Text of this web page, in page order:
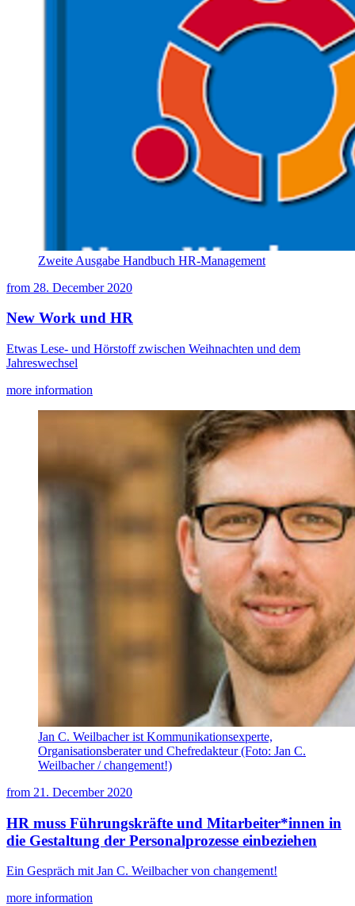
Zweite Ausgabe Handbuch HR-Management
from 28. December 2020
New Work und HR
Etwas Lese- und Hörstoff zwischen Weihnachten und dem
Jahreswechsel
more information
Jan C. Weilbacher ist Kommunikationsexperte,
Organisationsberater und Chefredakteur (Foto: Jan C.
Weilbacher / changement!)
from 21. December 2020
HR muss Führungskräfte und Mitarbeiter*innen in
die Gestaltung der Personalprozesse einbeziehen
Ein Gespräch mit Jan C. Weilbacher von changement!
more information